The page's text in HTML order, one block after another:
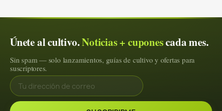
Únete al cultivo.Noticias + cuponescada mes.
Sin spam — solo lanzamientos, guías de cultivo y ofertas para
suscriptores.